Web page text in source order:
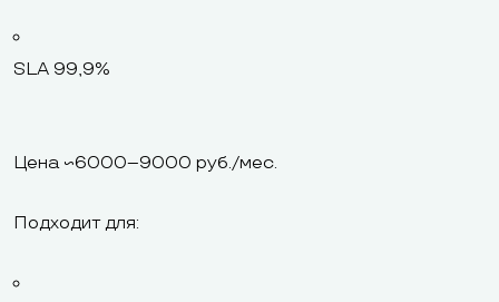
SLA 99,9%
Цена ~6000–9000 руб./мес.
Подходит для: